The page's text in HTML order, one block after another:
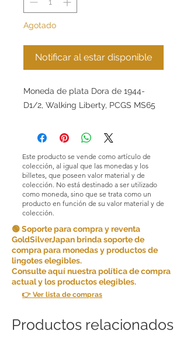
Agotado
Notificar al estar disponible
Moneda de plata Dora de 1944-
D1/2, Walking Liberty, PCGS MS65
Este producto se vende como artículo de
colección, al igual que las monedas y los
billetes, que poseen valor material y de
colección. No está destinado a ser utilizado
como moneda, sino que se trata como un
producto en función de su valor material y de
colección.
🟢 Soporte para compra y reventa
GoldSilverJapan brinda soporte de
compra para monedas y productos de
lingotes elegibles.
Consulte aquí nuestra política de compra
actual y los productos elegibles.
👉 Ver lista de compras
Productos relacionados